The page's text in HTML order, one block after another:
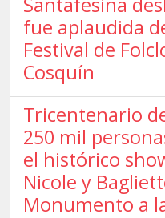
fue aplaudida
Festival de
Cosquín
Tricentenario
250 mil
el histórico
Nicole y
Monumento a